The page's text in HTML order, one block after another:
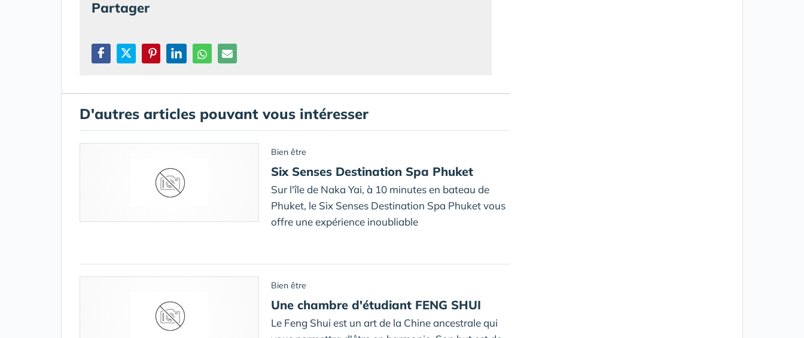
Partager
D'autres articles pouvant vous intéresser
Bien être
Six Senses Destination Spa Phuket
Sur l'île de Naka Yai, à 10 minutes en bateau de
Phuket, le Six Senses Destination Spa Phuket vous
offre une expérience inoubliable
Bien être
Une chambre d'étudiant FENG SHUI
Le Feng Shui est un art de la Chine ancestrale qui